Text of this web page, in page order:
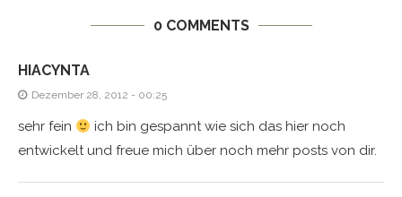
0 COMMENTS
HIACYNTA
Dezember 28, 2012 - 00:25
sehr fein
ich bin gespannt wie sich das hier noch
entwickelt und freue mich über noch mehr posts von dir.